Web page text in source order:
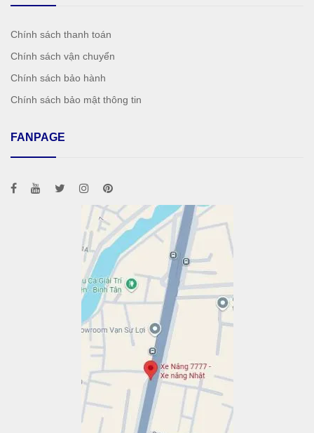
Chính sách thanh toán
Chính sách vận chuyển
Chính sách bảo hành
Chính sách bảo mật thông tin
FANPAGE